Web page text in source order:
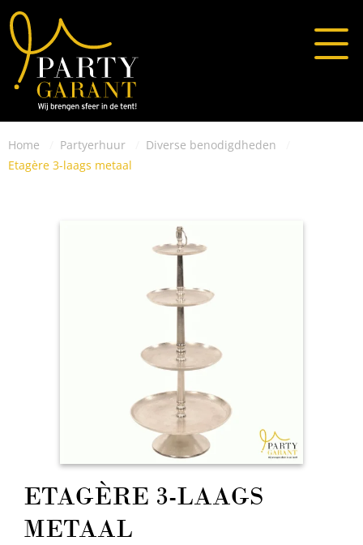
Home Partyerhuur
Diverse benodigdheden
Etagère 3-laags metaal
ETAGÈRE 3-LAAGS
METAAL